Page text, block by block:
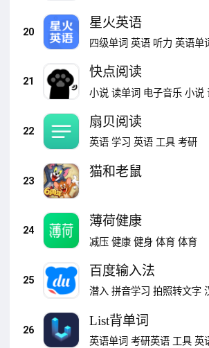
20
星火英语
四级单词 英语 听力 英语单
21
快点阅读
小说 读单词 电子音乐 小说
22
扇贝阅读
英语 学习 英语 工具 考研
23
猫和老鼠
24
薄荷健康
减压 健康 健身 体育 体育
25
百度输入法
潜入 拼音学习 拍照转文字
26
List背单词
英语单词 考研英语 工具 英